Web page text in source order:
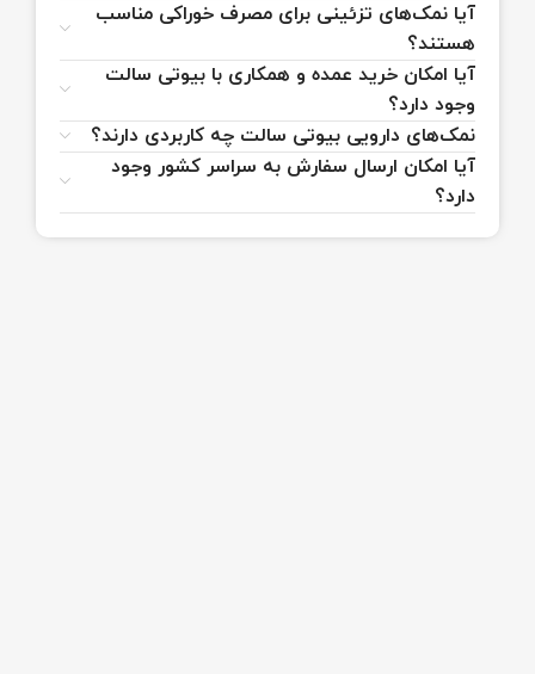
آیا نمک‌های تزئینی برای مصرف خوراکی مناسب
هستند؟
آیا امکان خرید عمده و همکاری با بیوتی سالت
وجود دارد؟
نمک‌های دارویی بیوتی سالت چه کاربردی دارند؟
آیا امکان ارسال سفارش به سراسر کشور وجود
دارد؟